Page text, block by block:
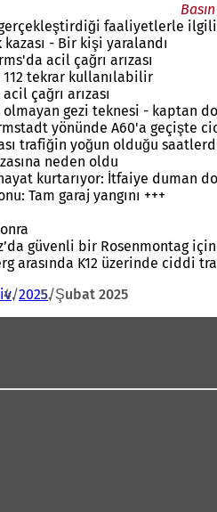
faaliyetlerle
- Bir kişi yaralandı
acil çağrı arızası
112 tekrar kullanılabilir
çağrı arızası
gezi teknesi - kaptan
yönünde A60'a geçişte
trafiğin yoğun olduğu
neden oldu
kurtarıyor: İtfaiye duman
Tam garaj yangını +++
güvenli bir Rosenmontag
arasında K12 üzerinde ciddi
2025 Şubat 2025